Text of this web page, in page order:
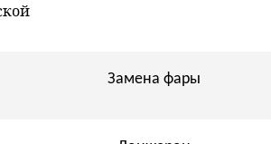
Замена фары